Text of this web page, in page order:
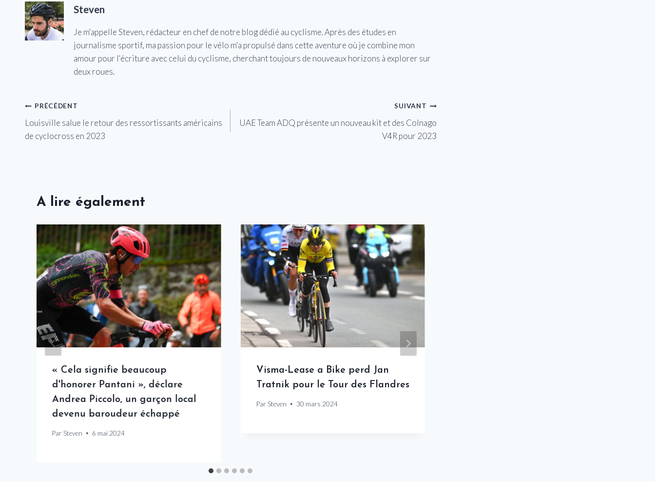
Steven
Je m'appelle Steven, rédacteur en chef de notre blog dédié au cyclisme. Après des études en
journalisme sportif, ma passion pour le vélo m'a propulsé dans cette aventure où je combine mon
amour pour l'écriture avec celui du cyclisme, cherchant toujours de nouveaux horizons à explorer sur
deux roues.
Navigation
de
PRÉCÉDENT
Louisville salue le retour des ressortissants américains
de cyclocross en 2023
SUIVANT
UAE Team ADQ présente un nouveau kit et des Colnago
V4R pour 2023
A lire également
« Cela signifie beaucoup
d'honorer Pantani », déclare
Andrea Piccolo, un garçon local
devenu baroudeur échappé
Par Steven 6 mai 2024
Visma-Lease a Bike perd Jan
Tratnik pour le Tour des Flandres
Par Steven 30 mars 2024